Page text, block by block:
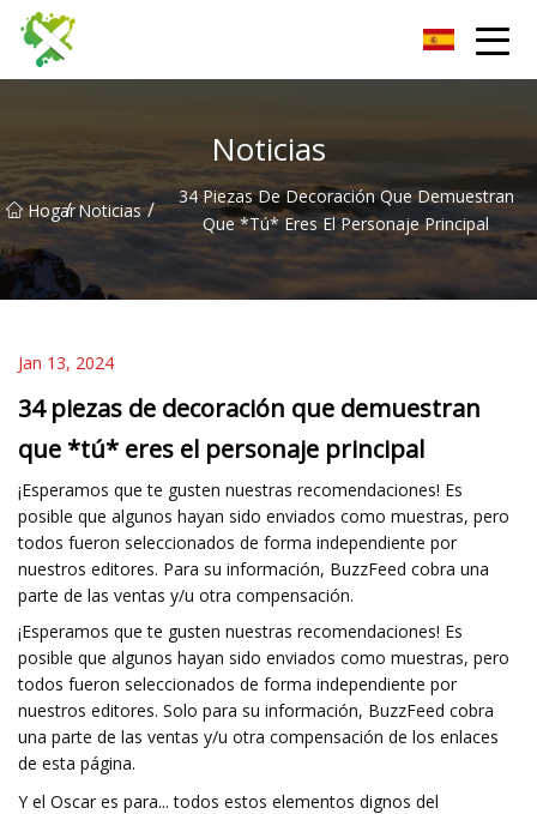
Noticias
Hogar
/ Noticias /
34 Piezas De Decoración Que Demuestran
Que *tú* Eres El Personaje Principal
Jan 13, 2024
34 piezas de decoración que demuestran
que *tú* eres el personaje principal
¡Esperamos que te gusten nuestras recomendaciones! Es
posible que algunos hayan sido enviados como muestras, pero
todos fueron seleccionados de forma independiente por
nuestros editores. Para su información, BuzzFeed cobra una
parte de las ventas y/u otra compensación.
¡Esperamos que te gusten nuestras recomendaciones! Es
posible que algunos hayan sido enviados como muestras, pero
todos fueron seleccionados de forma independiente por
nuestros editores. Solo para su información, BuzzFeed cobra
una parte de las ventas y/u otra compensación de los enlaces
de esta página.
Y el Oscar es para... todos estos elementos dignos del